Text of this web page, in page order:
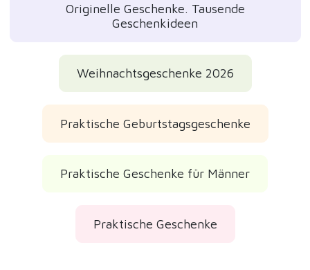
Originelle Geschenke. Tausende
Geschenkideen
Weihnachtsgeschenke 2026
Praktische Geburtstagsgeschenke
Praktische Geschenke für Männer
Praktische Geschenke